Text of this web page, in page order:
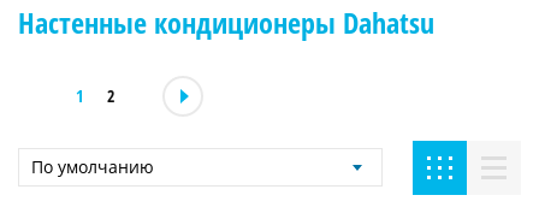
Настенные кондиционеры Dahatsu
1 2
По умолчанию